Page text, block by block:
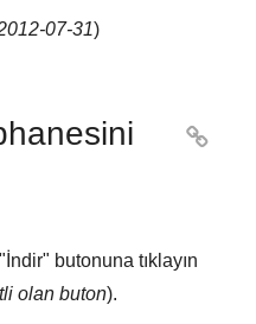
07-31)

İndir" butonuna tıklayın
olan buton).